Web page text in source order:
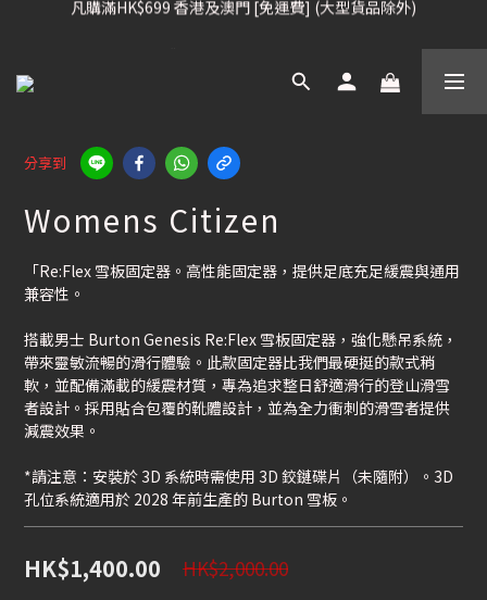
凡購滿HK$699 香港及澳門 [免運費] (大型貨品除外)
滑雪板, 固定器, 滑雪靴, 護目鏡 頭盔 , 85折 / 其他滑雪用品 75折
我們提供全球運送服務。（請查看運送政策）
凡購滿HK$699 香港及澳門 [免運費] (大型貨品除外)
分享到
Womens Citizen
「Re:Flex 雪板固定器。高性能固定器，提供足底充足緩震與通用
兼容性。
搭載男士 Burton Genesis Re:Flex 雪板固定器，強化懸吊系統，
帶來靈敏流暢的滑行體驗。此款固定器比我們最硬挺的款式稍
軟，並配備滿載的緩震材質，專為追求整日舒適滑行的登山滑雪
者設計。採用貼合包覆的靴體設計，並為全力衝刺的滑雪者提供
減震效果。
*請注意：安裝於 3D 系統時需使用 3D 鉸鏈碟片（未隨附）。3D
孔位系統適用於 2028 年前生產的 Burton 雪板。
HK$1,400.00 HK$2,000.00